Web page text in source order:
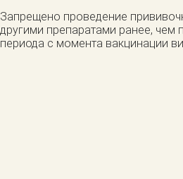
Запрещено проведение
другими препаратами ранее, чем
периода с момента вакцинации